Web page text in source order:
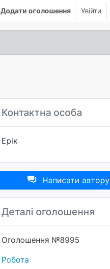
Додати оголошення Увійти
Контактна особа
Ерік
Написати автору
Деталі оголошення
Оголошення №8995
Робота